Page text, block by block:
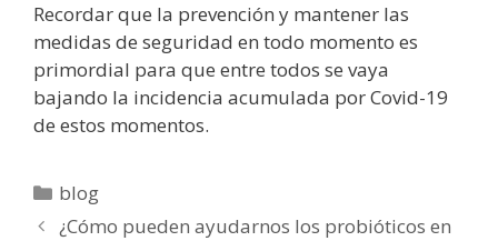
Recordar que la prevención y mantener las
medidas de seguridad en todo momento es
primordial para que entre todos se vaya
bajando la incidencia acumulada por Covid-19
de estos momentos.
Categorías
blog
¿Cómo pueden ayudarnos los probióticos en